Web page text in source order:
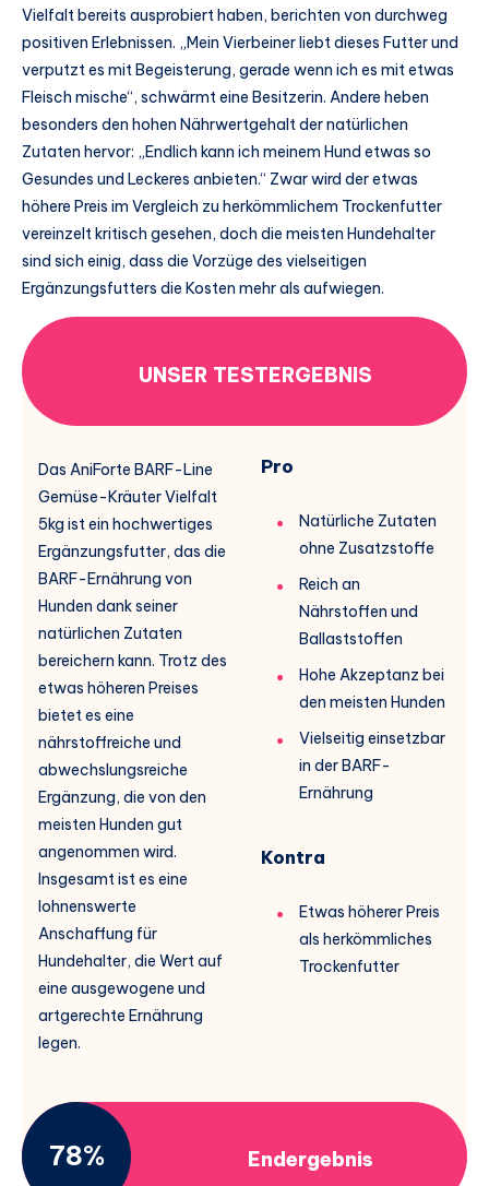
Vielfalt bereits ausprobiert haben, berichten von durchweg
positiven Erlebnissen. „Mein Vierbeiner liebt dieses Futter und
verputzt es mit Begeisterung, gerade wenn ich es mit etwas
Fleisch mische“, schwärmt eine Besitzerin. Andere heben
besonders den hohen Nährwertgehalt der natürlichen
Zutaten hervor: „Endlich kann ich meinem Hund etwas so
Gesundes und Leckeres anbieten.“ Zwar wird der etwas
höhere Preis im Vergleich zu herkömmlichem Trockenfutter
vereinzelt kritisch gesehen, doch die meisten Hundehalter
sind sich einig, dass die Vorzüge des vielseitigen
Ergänzungsfutters die Kosten mehr als aufwiegen.
UNSER TESTERGEBNIS
Das AniForte BARF-Line
Gemüse-Kräuter Vielfalt
5kg ist ein hochwertiges
Ergänzungsfutter, das die
BARF-Ernährung von
Hunden dank seiner
natürlichen Zutaten
bereichern kann. Trotz des
etwas höheren Preises
bietet es eine
nährstoffreiche und
abwechslungsreiche
Ergänzung, die von den
meisten Hunden gut
angenommen wird.
Insgesamt ist es eine
lohnenswerte
Anschaffung für
Hundehalter, die Wert auf
eine ausgewogene und
artgerechte Ernährung
legen.
Pro
Natürliche Zutaten
ohne Zusatzstoffe
Reich an
Nährstoffen und
Ballaststoffen
Hohe Akzeptanz bei
den meisten Hunden
Vielseitig einsetzbar
in der BARF-
Ernährung
Kontra
Etwas höherer Preis
als herkömmliches
Trockenfutter
78% Endergebnis